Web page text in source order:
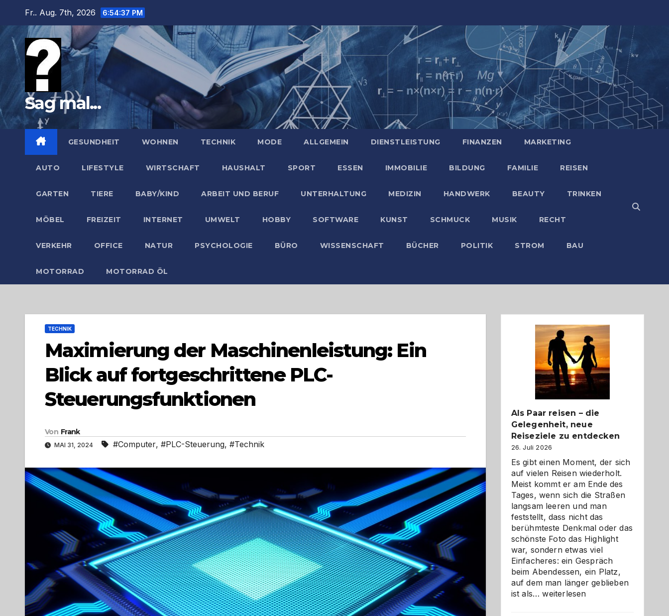
springen
Fr.. Aug. 7th, 2026 6:54:39 PM
Sag mal...
GESUNDHEIT WOHNEN TECHNIK MODE ALLGEMEIN DIENSTLEISTUNG FINANZEN MARKETING
AUTO LIFESTYLE WIRTSCHAFT HAUSHALT SPORT ESSEN IMMOBILIE BILDUNG FAMILIE REISEN
GARTEN TIERE BABY/KIND ARBEIT UND BERUF UNTERHALTUNG MEDIZIN HANDWERK BEAUTY TRINKEN
MÖBEL FREIZEIT INTERNET UMWELT HOBBY SOFTWARE KUNST SCHMUCK MUSIK RECHT
VERKEHR OFFICE NATUR PSYCHOLOGIE BÜRO WISSENSCHAFT BÜCHER POLITIK STROM BAU
MOTORRAD MOTORRAD ÖL
TECHNIK
Maximierung der Maschinenleistung: Ein
Blick auf fortgeschrittene PLC-
Steuerungsfunktionen
Von Frank
MAI 31, 2024 #Computer, #PLC-Steuerung, #Technik
Als Paar reisen – die
Gelegenheit, neue
Reiseziele zu entdecken
26. Juli 2026
Es gibt einen Moment, der sich
auf vielen Reisen wiederholt.
Meist kommt er am Ende des
Tages, wenn sich die Straßen
langsam leeren und man
feststellt, dass nicht das
berühmteste Denkmal oder das
schönste Foto das Highlight
war, sondern etwas viel
Einfacheres: ein Gespräch
beim Abendessen, ein Platz,
auf dem man länger geblieben
ist als…Als
weiterlesen